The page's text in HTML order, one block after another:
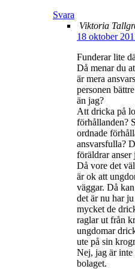
Svara
Viktoria
18 oktober
Funderar lite
Då menar du
är mera
personen
än jag?
Att dricka på
förhållanden?
ordnade
ansvarsfulla?
föräldrar anser
Då vore det
är ok att
väggar. Då
det är nu har
mycket de
raglar ut från
ungdomar
ute på sin
Nej, jag är inte
bolaget.